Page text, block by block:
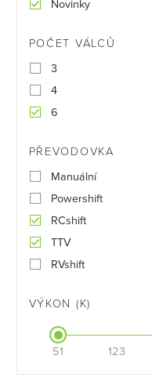
Novinky
POČET VÁLCŮ
3
4
6
PŘEVODOVKA
Manuální
Powershift
RCshift
TTV
RVshift
VÝKON (K)
51 123